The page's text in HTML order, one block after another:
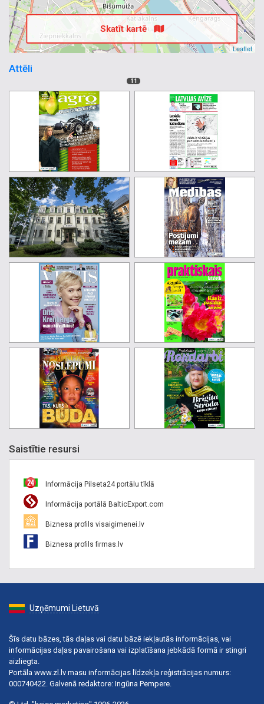
Leaflet
Skatīt kartē
Attēli
11
Saistītie resursi
Informācija Pilseta24 portālu tīklā
Informācija portālā BalticExport.com
Biznesa profils visaigimenei.lv
Biznesa profils firmas.lv
Uzņēmumi Lietuvā
Šīs datu bāzes, tās daļas vai datu bāzē iekļautās informācijas, vai
informācijas daļas pavairošana vai izplatīšana jebkādā formā ir stingri
aizliegta.
Portāla www.zl.lv masu informācijas līdzekļa reģistrācijas numurs:
000740422. Galvenā redaktore: Ingūna Pempere.